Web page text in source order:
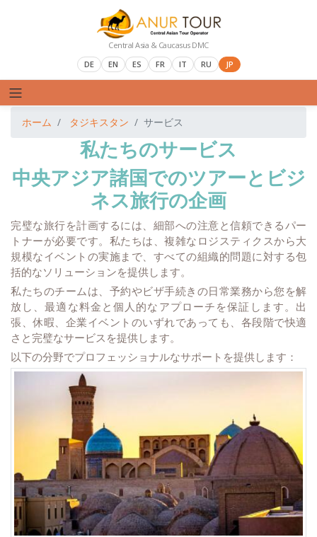
Central Asia & Caucasus DMC
DE
EN ES FR IT RU JP
ホーム タジキスタン サービス
私たちのサービス
中央アジア諸国でのツアーとビジ
ネス旅行の企画
完璧な旅行を計画するには、細部への注意と信頼できるパー
トナーが必要です。私たちは、複雑なロジスティクスから大
規模なイベントの実施まで、すべての組織的問題に対する包
括的なソリューションを提供します。
私たちのチームは、予約やビザ手続きの日常業務から您を解
放し、最適な料金と個人的なアプローチを保証します。出
張、休暇、企業イベントのいずれであっても、各段階で快適
さと完璧なサービスを提供します。
以下の分野でプロフェッショナルなサポートを提供します：